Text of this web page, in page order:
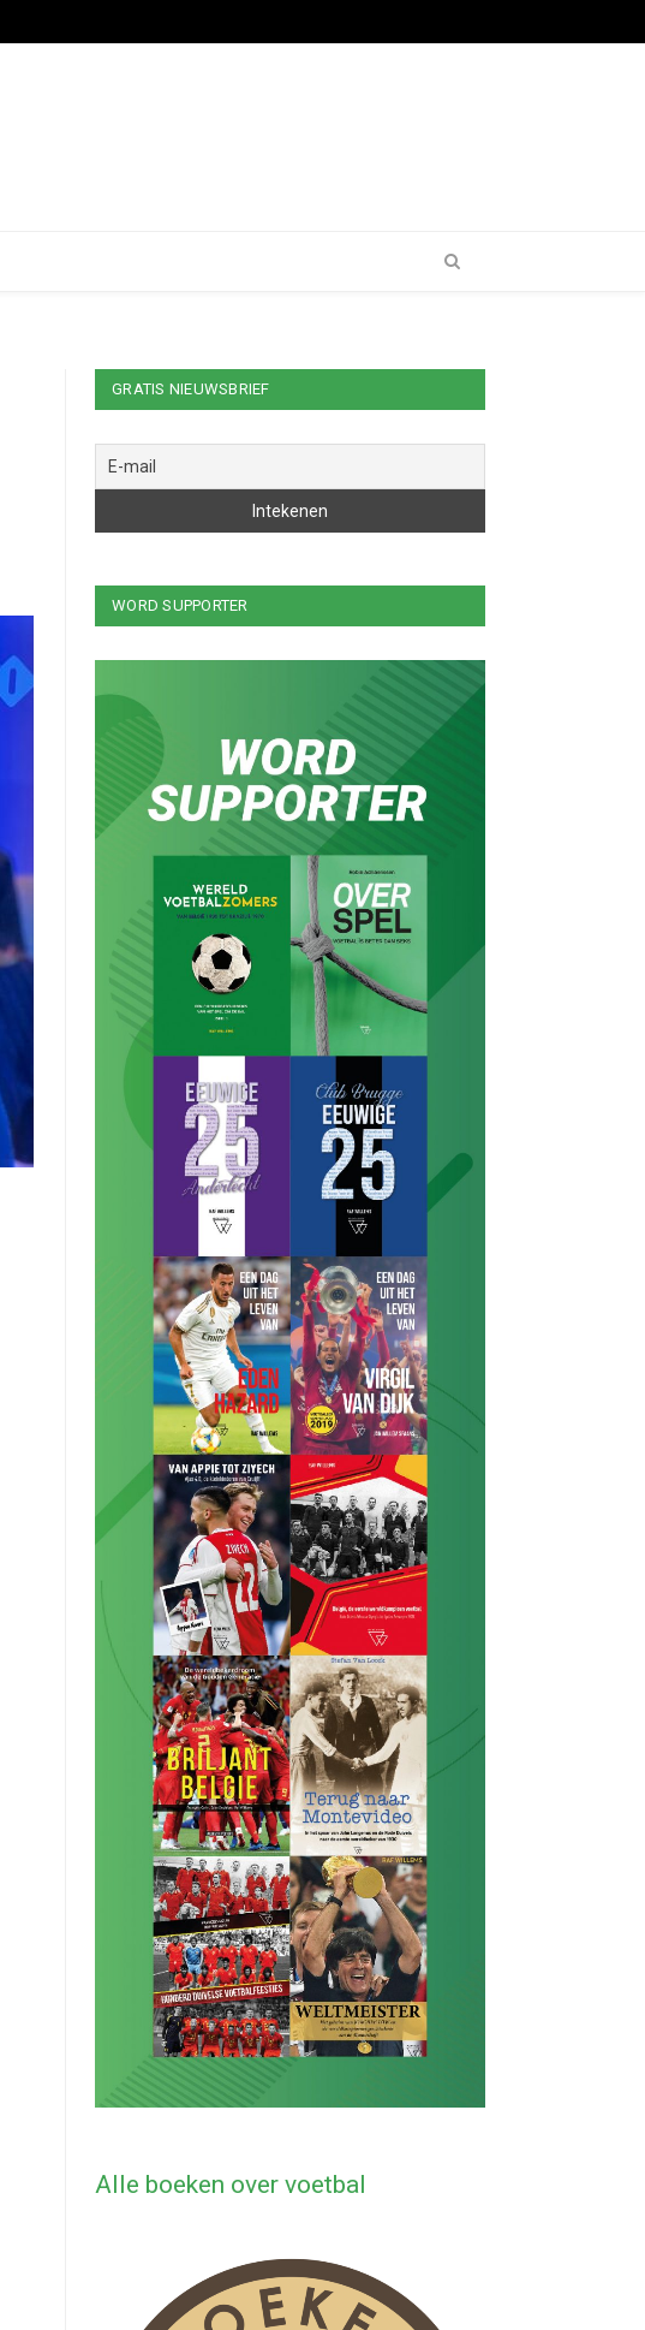
GRATIS NIEUWSBRIEF
WORD SUPPORTER
Alle boeken over voetbal